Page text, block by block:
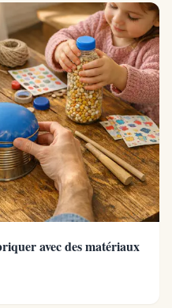
avec des matériaux